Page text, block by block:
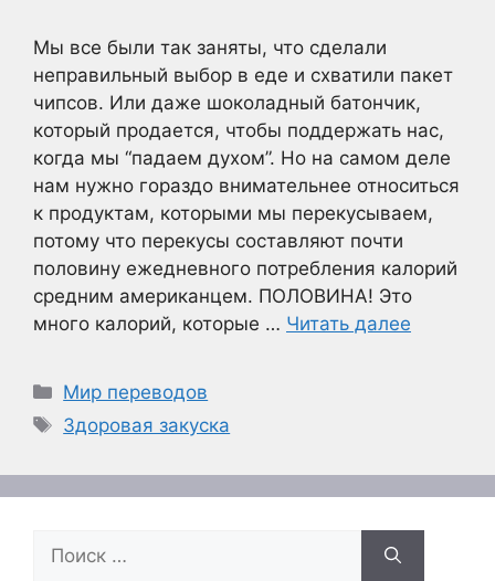
Мы все были так заняты, что сделали
неправильный выбор в еде и схватили пакет
чипсов. Или даже шоколадный батончик,
который продается, чтобы поддержать нас,
когда мы “падаем духом”. Но на самом деле
нам нужно гораздо внимательнее относиться
к продуктам, которыми мы перекусываем,
потому что перекусы составляют почти
половину ежедневного потребления калорий
средним американцем. ПОЛОВИНА! Это
много калорий, которые … Читать далее
Рубрики
Мир переводов
Метки
Здоровая закуска
Поиск: